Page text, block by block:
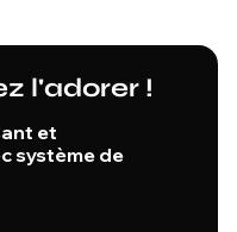
l'adorer !
et
système de